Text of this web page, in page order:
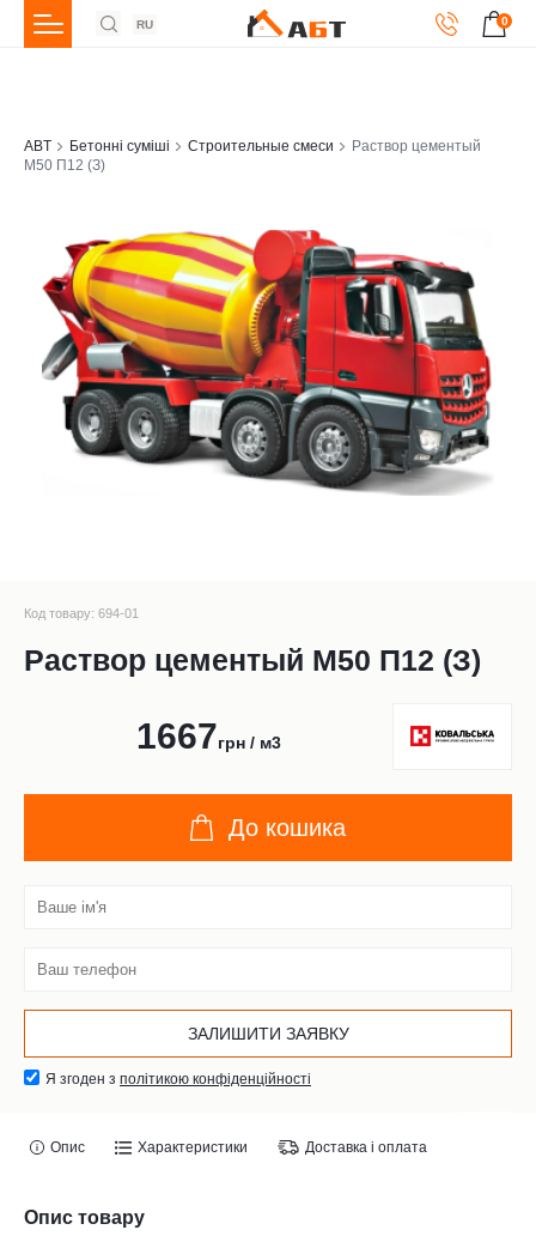
RU 0
ABT Бетонні суміші Строительные смеси
Раствор цементый
М50 П12 (З)
Код товару: 694-01
Раствор цементый М50 П12 (З)
1667грн / м3
До кошика
Я згоден з політикою конфіденційності
Опис Характеристики Доставка і оплата
Опис товару